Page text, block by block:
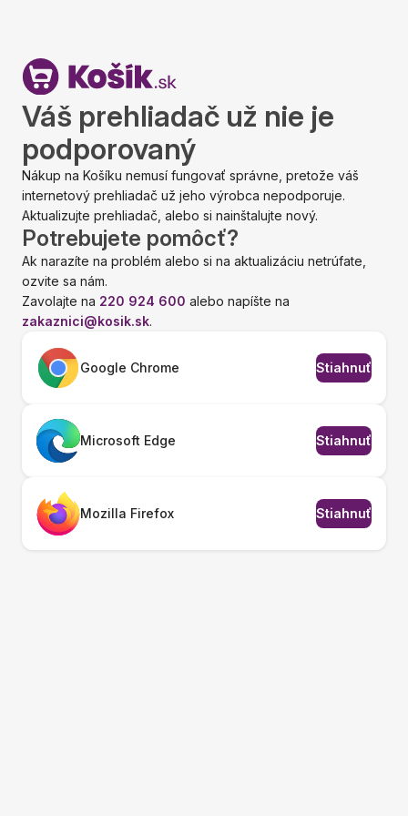
Váš prehliadač už nie je
podporovaný
Nákup na Košíku nemusí fungovať správne, pretože váš
internetový prehliadač už jeho výrobca nepodporuje.
Aktualizujte prehliadač, alebo si nainštalujte nový.
Potrebujete pomôcť?
Ak narazíte na problém alebo si na aktualizáciu netrúfate,
ozvite sa nám.
Zavolajte na 220 924 600 alebo napíšte na
zakaznici@kosik.sk.
Google Chrome Stiahnuť
Microsoft Edge Stiahnuť
Mozilla Firefox Stiahnuť